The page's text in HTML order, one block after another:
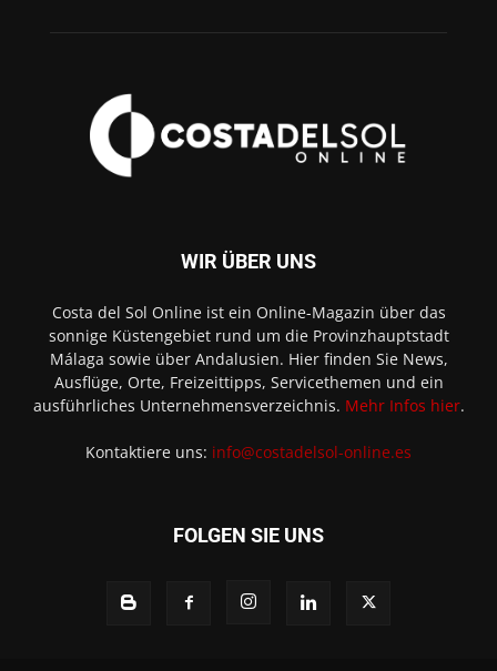
WIR ÜBER UNS
Costa del Sol Online ist ein Online-Magazin über das
sonnige Küstengebiet rund um die Provinzhauptstadt
Málaga sowie über Andalusien. Hier finden Sie News,
Ausflüge, Orte, Freizeittipps, Servicethemen und ein
ausführliches Unternehmensverzeichnis. Mehr Infos hier.
Kontaktiere uns: info@costadelsol-online.es
FOLGEN SIE UNS